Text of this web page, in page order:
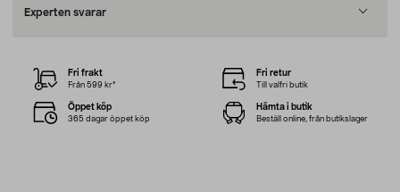
Experten svarar
Fri frakt
Från 599 kr*
Fri retur
Till valfri butik
Öppet köp
365 dagar öppet köp
Hämta i butik
Beställ online, från butikslager